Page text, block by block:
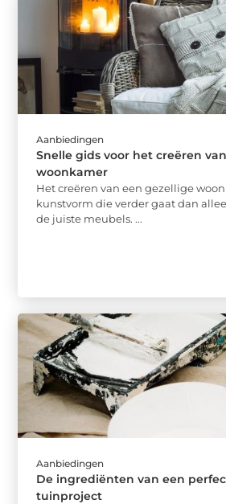
Aanbiedingen
Snelle gids voor het creëren
woonkamer
Het creëren van een gezellige
kunstvorm die verder gaat dan
de juiste meubels. ...
Aanbiedingen
De ingrediënten van een
tuinproject